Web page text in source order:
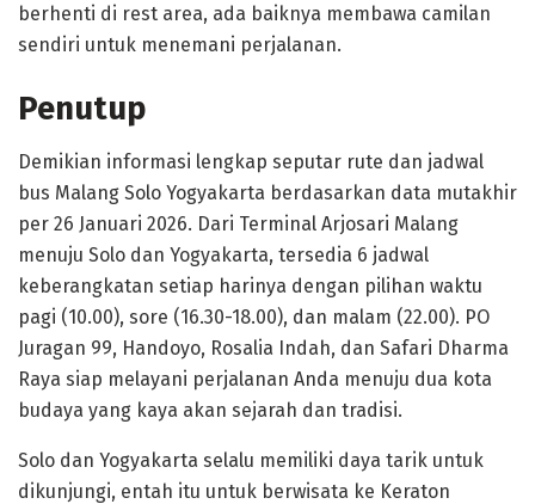
berhenti di rest area, ada baiknya membawa camilan
sendiri untuk menemani perjalanan.
Penutup
Demikian informasi lengkap seputar rute dan jadwal
bus Malang Solo Yogyakarta berdasarkan data mutakhir
per 26 Januari 2026. Dari Terminal Arjosari Malang
menuju Solo dan Yogyakarta, tersedia 6 jadwal
keberangkatan setiap harinya dengan pilihan waktu
pagi (10.00), sore (16.30-18.00), dan malam (22.00). PO
Juragan 99, Handoyo, Rosalia Indah, dan Safari Dharma
Raya siap melayani perjalanan Anda menuju dua kota
budaya yang kaya akan sejarah dan tradisi.
Solo dan Yogyakarta selalu memiliki daya tarik untuk
dikunjungi, entah itu untuk berwisata ke Keraton